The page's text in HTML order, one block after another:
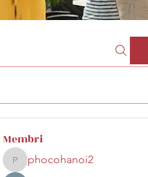
Membri
phocohanoi2
phocohanoi2